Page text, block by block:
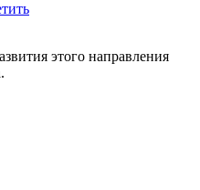
этого направления